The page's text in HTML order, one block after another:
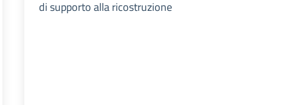
di supporto alla ricostruzione